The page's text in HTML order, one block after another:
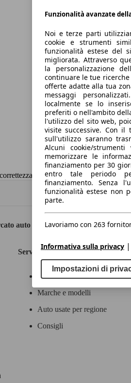
dei dati.
auto europeo.
Servizi
Contatti
Marche e modelli
Auto usate per regione
Consigli
Funzionalità avanzate
Noi e terze parti
cookie e strumenti
funzionalità estese del
migliorata. Attraverso
la personalizzazione
continuare le tue
offerte adatte alla tua
messaggi
localmente se lo
preferiti o nell'ambito
l'utilizzo del sito web,
visite successive. Con il
sull'utilizzo saranno
Alcuni cookie/
memorizzare le
finanziamento per 30
entro tale periodo
finanziamento. Senza
funzionalità estese non
parte.
Lavoriamo con 263
Informativa sulla privacy |
Impostazioni di